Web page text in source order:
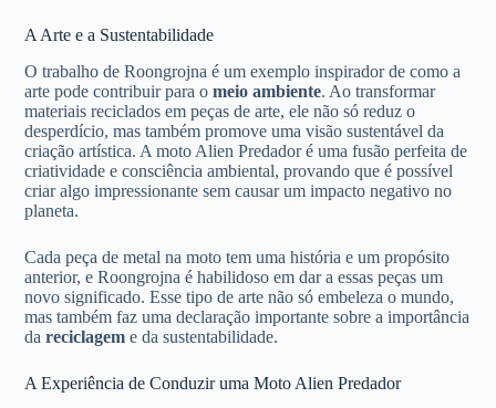
A Arte e a Sustentabilidade
O trabalho de Roongrojna é um exemplo inspirador de como a
arte pode contribuir para omeio ambiente. Ao transformar
materiais reciclados em peças de arte, ele não só reduz o
desperdício, mas também promove uma visão sustentável da
criação artística. A moto Alien Predador é uma fusão perfeita de
criatividade e consciência ambiental, provando que é possível
criar algo impressionante sem causar um impacto negativo no
planeta.
Cada peça de metal na moto tem uma história e um propósito
anterior, e Roongrojna é habilidoso em dar a essas peças um
novo significado. Esse tipo de arte não só embeleza o mundo,
mas também faz uma declaração importante sobre a importância
dareciclagem e da sustentabilidade.
A Experiência de Conduzir uma Moto Alien Predador